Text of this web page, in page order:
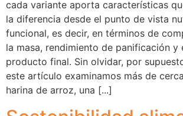
cada variante aporta características
la diferencia desde el punto de vista
funcional, es decir, en términos de
la masa, rendimiento de panificación y
producto final. Sin olvidar, por
este artículo examinamos más de
harina de arroz, una [...]